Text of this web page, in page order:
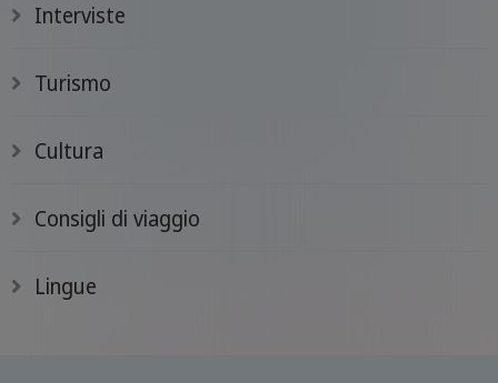
Interviste
Turismo
Cultura
Consigli di viaggio
Lingue